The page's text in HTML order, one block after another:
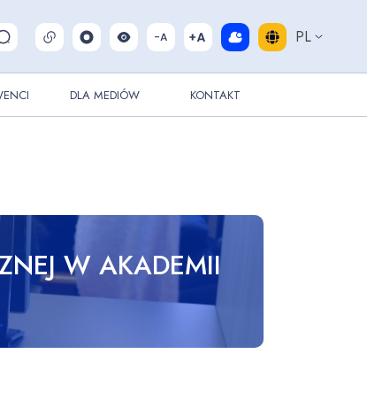
Pokaż/ukryj wyszukiwarkę PL
DLA MEDIÓW KONTAKT
W AKADEMII